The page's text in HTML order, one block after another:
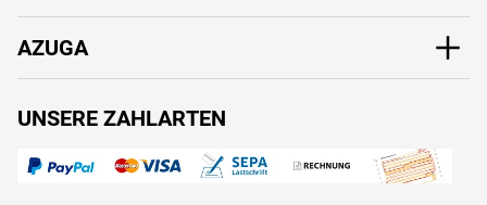
AZUGA
UNSERE ZAHLARTEN